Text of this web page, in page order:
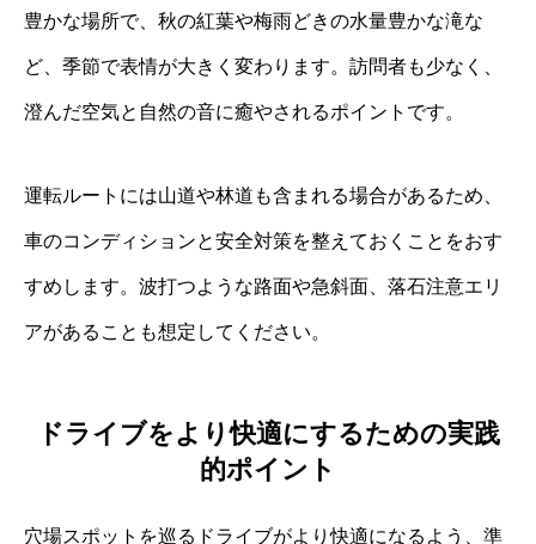
豊かな場所で、秋の紅葉や梅雨どきの水量豊かな滝な
ど、季節で表情が大きく変わります。訪問者も少なく、
澄んだ空気と自然の音に癒やされるポイントです。
運転ルートには山道や林道も含まれる場合があるため、
車のコンディションと安全対策を整えておくことをおす
すめします。波打つような路面や急斜面、落石注意エリ
アがあることも想定してください。
ドライブをより快適にするための実践
的ポイント
穴場スポットを巡るドライブがより快適になるよう、準